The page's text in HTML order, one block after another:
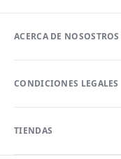
ACERCA DE NOSOSTROS
CONDICIONES LEGALES
TIENDAS